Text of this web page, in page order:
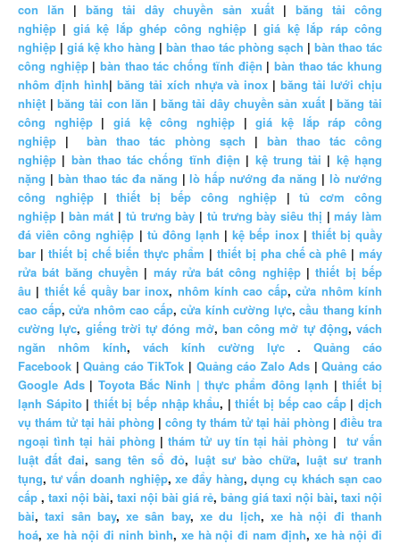
con lăn | băng tải dây chuyền sản xuất | băng tải công
nghiệp | giá kệ lắp ghép công nghiệp |giá kệ lắp ráp công
nghiệp |giá kệ kho hàng |bàn thao tác phòng sạch | bàn thao tác
công nghiệp|bàn thao tác chống tĩnh điện | bàn thao tác khung
nhôm định hình| băng tải xích nhựa và inox |băng tải lưới chịu
nhiệt |băng tải con lăn | băng tải dây chuyền sản xuất |băng tải
công nghiệp|giá kệ công nghiệp |giá kệ lắp ráp công
nghiệp |bàn thao tác phòng sạch | bàn thao tác công
nghiệp | bàn thao tác chống tĩnh điện | kệ trung tải | kệ hạng
nặng | bàn thao tác đa năng |lò hấp nướng đa năng |lò nướng
công nghiệp|thiết bị bếp công nghiệp|tủ cơm công
nghiệp | bàn mát | tủ trưng bày | tủ trưng bày siêu thị |máy làm
đá viên công nghiệp | tủ đông lạnh |kệ bếp inox| thiết bị quầy
bar | thiết bị chế biến thực phẩm | thiết bị pha chế cà phê | máy
rửa bát băng chuyền | máy rửa bát công nghiệp|thiết bị bếp
âu | thiết kế quầy bar inox, nhôm kính cao cấp,cửa nhôm kính
cao cấp, cửa nhôm cao cấp, cửa kính cường lực, cầu thang kính
cường lực, giếng trời tự đóng mở, ban công mở tự động, vách
ngăn nhôm kính, vách kính cường lực . Quảng cáo
Facebook |Quảng cáo TikTok | Quảng cáo Zalo Ads |Quảng cáo
Google Ads| Toyota Bắc Ninh | thực phẩm đông lạnh |thiết bị
lạnh Sápito | thiết bị bếp nhập khẩu, |thiết bị bếp cao cấp|dịch
vụ thám tử tại hải phòng | công ty thám tử tại hải phòng | điều tra
ngoại tình tại hải phòng |thám tử uy tín tại hải phòng | tư vấn
luật đất đai, sang tên sổ đỏ, luật sư bào chữa, luật sư tranh
tụng, tư vấn doanh nghiệp,xe đẩy hàng,dụng cụ khách sạn cao
cấp , taxi nội bài, taxi nội bài giá rẻ, bảng giá taxi nội bài, taxi nội
bài,taxi sân bay,xe sân bay,xe du lịch, xe hà nội đi thanh
hoá, xe hà nội đi ninh bình, xe hà nội đi nam định,xe hà nội đi